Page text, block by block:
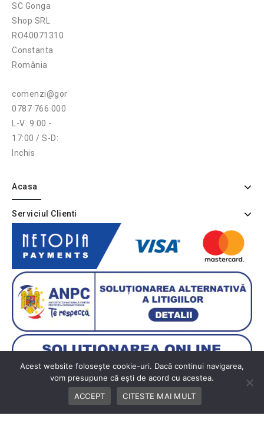
SC Gonga
Shop SRL
RO40071310
Constanta
România
comenzi@gonga.ro
0787 766 000
L-V: 9:00 -
17:00 / S-D:
Inchis
Acasa
Serviciul Clienti
Acest website folosește cookie-uri. Dacă continui navigarea,
vom presupune că ești de acord cu acestea.
ACCEPT
CITESTE MAI MULT